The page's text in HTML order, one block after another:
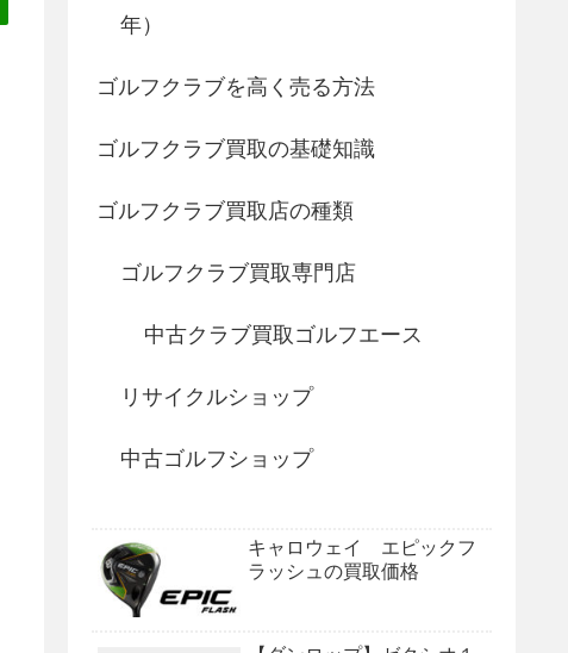
年）
ゴルフクラブを高く売る方法
ゴルフクラブ買取の基礎知識
ゴルフクラブ買取店の種類
ゴルフクラブ買取専門店
中古クラブ買取ゴルフエース
リサイクルショップ
中古ゴルフショップ
キャロウェイ エピックフ
ラッシュの買取価格